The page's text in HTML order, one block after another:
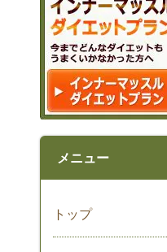
メニュー
トップ